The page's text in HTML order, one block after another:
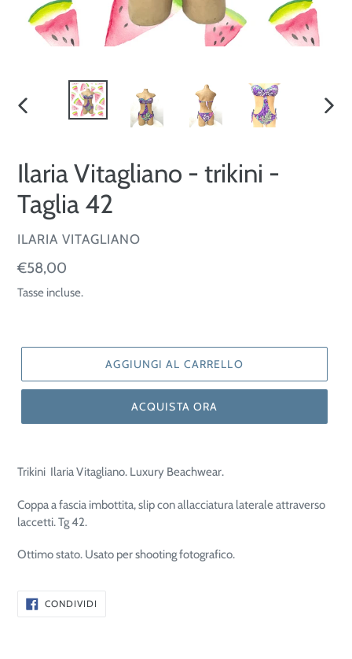
Ilaria Vitagliano - trikini -
Taglia 42
VENDITORE
ILARIA VITAGLIANO
Prezzo
di
€58,00
Tasse incluse.
AGGIUNGI AL CARRELLO
ACQUISTA ORA
Trikini Ilaria Vitagliano. Luxury Beachwear.
Coppa a fascia imbottita, slip con allacciatura laterale attraverso
laccetti. Tg 42.
Ottimo stato. Usato per shooting fotografico.
CONDIVIDI